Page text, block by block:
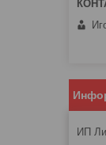
ИП